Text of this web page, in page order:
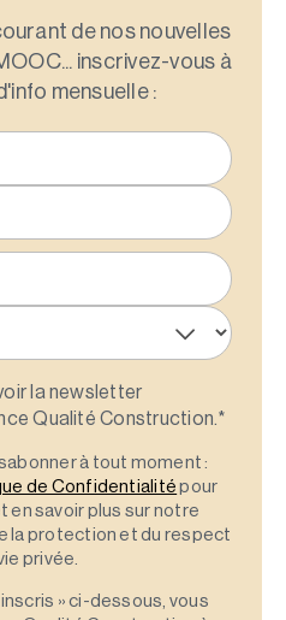
de nos nouvelles
inscrivez-vous à
mensuelle :
la newsletter
Qualité Construction.*
à tout moment :
de Confidentialité pour
en savoir plus sur notre
la protection et du respect
privée.
» ci-dessous, vous